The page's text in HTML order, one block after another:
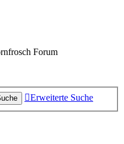
Forum
Erweiterte Suche